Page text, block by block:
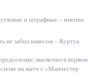
и штрафные – именно
не забил навесом – Куртуа
выскочил в первом
на матч с «Манчестер